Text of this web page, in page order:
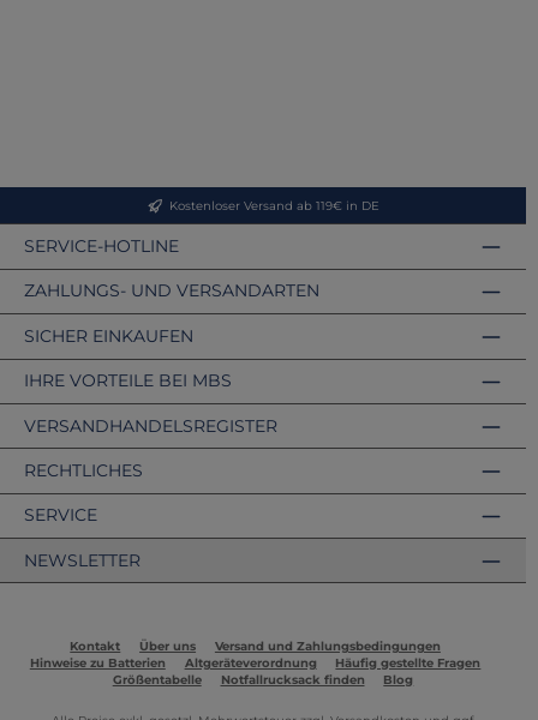
Kostenloser Versand ab 119€ in DE
SERVICE-HOTLINE
ZAHLUNGS- UND VERSANDARTEN
VERSANDHANDELSREGISTER
SICHER EINKAUFEN
IHRE VORTEILE BEI MBS
RECHTLICHES
SERVICE
NEWSLETTER
Kontakt Über uns
Versand und Zahlungsbedingungen
Hinweise zu Batterien
Altgeräteverordnung
Häufig gestellte Fragen
Größentabelle
Notfallrucksack finden Blog